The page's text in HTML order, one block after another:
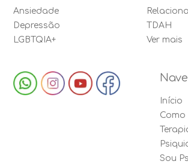
Ansiedade
Depressão
LGBTQIA+
TDAH
Ver mais
Início
Como
Sou